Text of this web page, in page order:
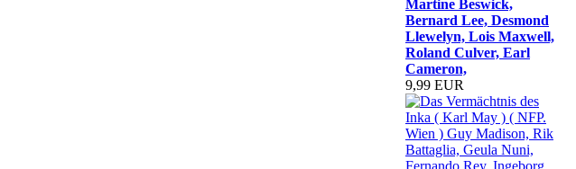
Martine Beswick,
Bernard Lee, Desmond
Llewelyn, Lois Maxwell,
Roland Culver, Earl
Cameron,
9,99 EUR